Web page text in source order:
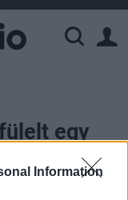
Information
egy
ólálkodó
bukott ki